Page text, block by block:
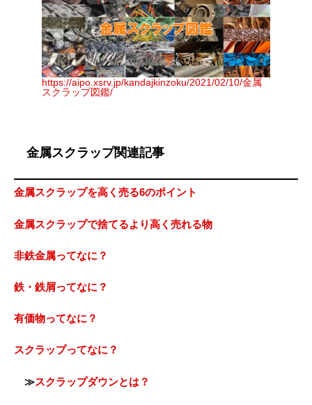
https://aipo.xsrv.jp/kandajkinzoku/2021/02/10/金属
スクラップ図鑑/
金属スクラップ関連記事
金属スクラップを高く売る6のポイント
金属スクラップで捨てるより高く売れる物
非鉄金属ってなに？
鉄・鉄屑ってなに？
有価物ってなに？
スクラップってなに？
≫スクラップダウンとは？